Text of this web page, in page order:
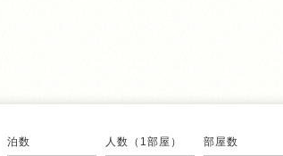
泊数 人数（1部屋） 部屋数